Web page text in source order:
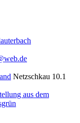
Netzschkau 10.1